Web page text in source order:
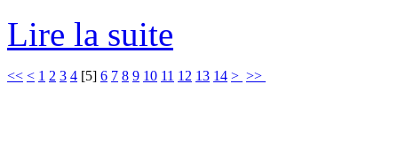
Lire la suite
<< < 1 2 3 4 [5] 6 7 8 9 10 11 12 13 14 > >>